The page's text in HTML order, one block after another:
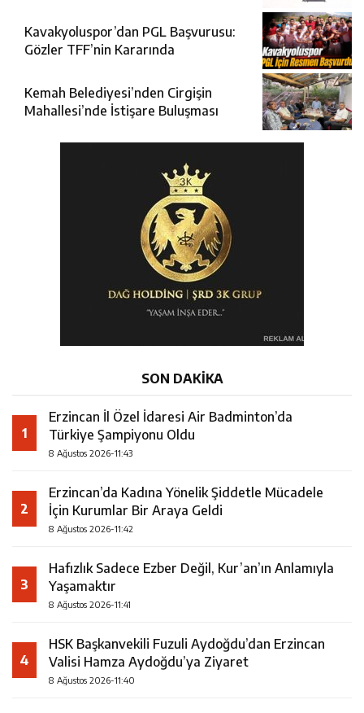
Kavakyoluspor’dan PGL Başvurusu:
Gözler TFF’nin Kararında
Kemah Belediyesi’nden Cirgişin
Mahallesi’nde İstişare Buluşması
SON DAKİKA
1
Erzincan İl Özel İdaresi Air Badminton’da
Türkiye Şampiyonu Oldu
8 Ağustos 2026-11:43
2
Erzincan’da Kadına Yönelik Şiddetle Mücadele
İçin Kurumlar Bir Araya Geldi
8 Ağustos 2026-11:42
3
Hafızlık Sadece Ezber Değil, Kur’an’ın Anlamıyla
Yaşamaktır
8 Ağustos 2026-11:41
4
HSK Başkanvekili Fuzuli Aydoğdu’dan Erzincan
Valisi Hamza Aydoğdu’ya Ziyaret
8 Ağustos 2026-11:40